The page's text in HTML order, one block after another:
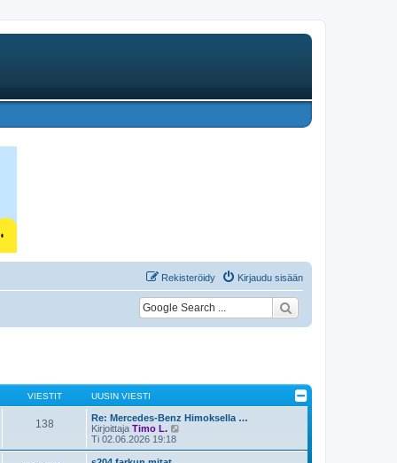
Kirjaudu sisään
Rekisteröidy
VIESTIT UUSIN VIESTI
138
Re: Mercedes-Benz Himoksella …
Kirjoittaja Timo L.
y
Ti 02.06.2026 19:18